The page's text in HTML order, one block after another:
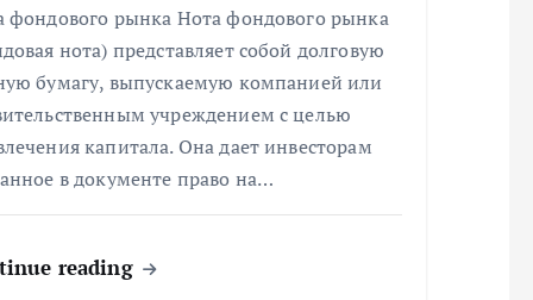
фондового рынка Нота фондового рынка
нота) представляет собой долговую
бумагу, выпускаемую компанией или
учреждением с целью
капитала. Она дает инвесторам
в документе право на…
reading